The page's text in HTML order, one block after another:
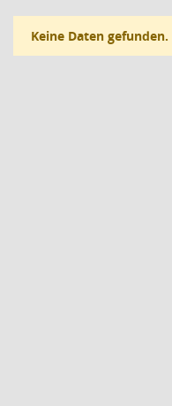
Keine Daten gefunden.